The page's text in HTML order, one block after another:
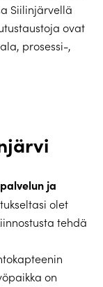
Siilinjärvellä
ovat
prosessi-,
ja
olet
tehdä
on